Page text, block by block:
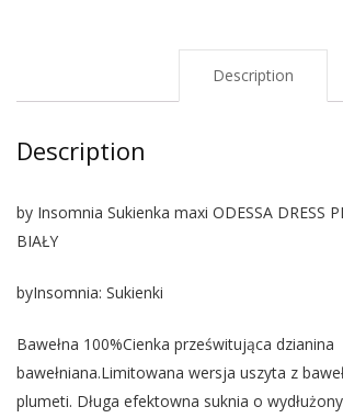
Description
Description
by Insomnia Sukienka maxi ODESSA DRESS
BIAŁY
byInsomnia: Sukienki
Bawełna 100%Cienka prześwitująca dzianina
bawełniana.Limitowana wersja uszyta z
plumeti. Długa efektowna suknia o